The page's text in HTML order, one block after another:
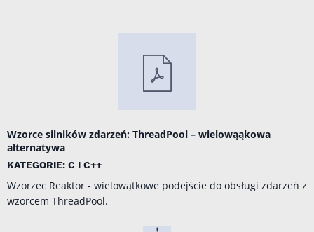
Wzorce silników zdarzeń: ThreadPool – wielowąąkowa
alternatywa
KATEGORIE: C I C++
Wzorzec Reaktor - wielowątkowe podejście do obsługi zdarzeń z
wzorcem ThreadPool.